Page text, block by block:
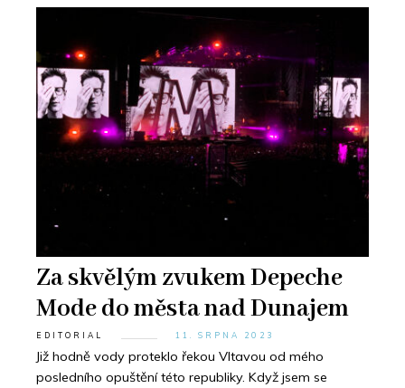
Za skvělým zvukem Depeche
Mode do města nad Dunajem
EDITORIAL 11. SRPNA 2023
Již hodně vody proteklo řekou Vltavou od mého
posledního opuštění této republiky. Když jsem se